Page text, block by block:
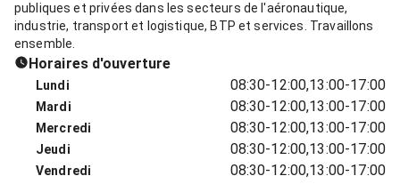
publiques et privées dans les secteurs de l'aéronautique,
industrie, transport et logistique, BTP et services. Travaillons
ensemble.
Horaires d'ouverture
Lundi 08:30-12:00,13:00-17:00
Mardi 08:30-12:00,13:00-17:00
Mercredi 08:30-12:00,13:00-17:00
Jeudi 08:30-12:00,13:00-17:00
Vendredi 08:30-12:00,13:00-17:00